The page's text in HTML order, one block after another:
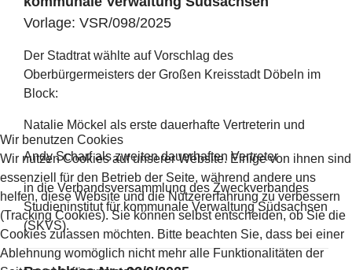
Vorlage: VSR/098/2025
Der Stadtrat wählte auf Vorschlag des
Oberbürgermeisters der Großen Kreisstadt Döbeln im
Block:
Natalie Möckel als erste dauerhafte Vertreterin und
Andy Scharf als zweiten dauerhaften Vertreter
in die Verbandsversammlung des Zweckverbandes
Studieninstitut für kommunale Verwaltung Südsachsen
(SKVS).
Wir benutzen Cookies
Wir nutzen Cookies auf unserer Website. Einige von ihnen sind
essenziell für den Betrieb der Seite, während andere uns
helfen, diese Website und die Nutzererfahrung zu verbessern
(Tracking Cookies). Sie können selbst entscheiden, ob Sie die
Cookies zulassen möchten. Bitte beachten Sie, dass bei einer
Ablehnung womöglich nicht mehr alle Funktionalitäten der